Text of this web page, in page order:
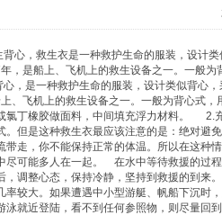
心， 救生衣是一种救护生命的服装，设计
，是船上、飞机上的救生设备之一。一般
，是一种救护生命的服装，设计类似背心
、飞机上的救生设备之一。一般为背心式
氯丁橡胶做面料，中间填充浮力材料。 2.
。但是这种救生衣最应该注意的是：绝对避
带走，你不能保持正常的体温。所以在这种
尽可能多人在一起。 在水中等待救援的过
，调整心态，保持冷静，坚持到救援的到
率较大。如果遭遇中小型游艇、帆船下沉时
泳就近登陆，看不到任何参照物，则尽量回